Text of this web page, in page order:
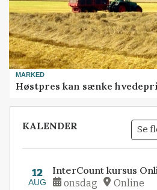
MARKED
Høstpres kan sænke
KALENDER Se
12
AUG
InterCount kursus
onsdag Online